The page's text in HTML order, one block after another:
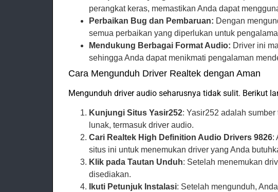
perangkat keras, memastikan Anda dapat
Perbaikan Bug dan Pembaruan: Dengan
semua perbaikan yang diperlukan untuk
Mendukung Berbagai Format Audio: Driver ini
sehingga Anda dapat menikmati pengalaman
Cara Mengunduh Driver Realtek dengan Aman
Mengunduh driver audio seharusnya tidak sulit. Berikut
Kunjungi Situs Yasir252: Yasir252 adalah
lunak, termasuk driver audio.
Cari Realtek High Definition Audio Drivers 9826:
situs ini untuk menemukan driver yang Anda
Klik pada Tautan Unduh: Setelah menemukan
disediakan.
Ikuti Petunjuk Instalasi: Setelah mengunduh,